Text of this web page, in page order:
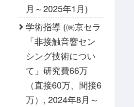
月～2025年1月)
学術指導 (㈱京セラ
「非接触音響セン
シング技術につい
て」研究費66万
（直接60万、間接6
万）, 2024年8月～